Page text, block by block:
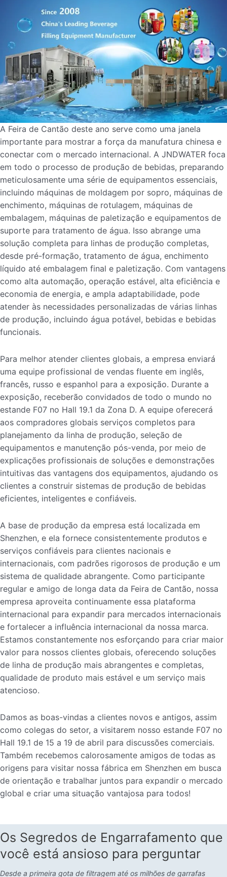
A Feira de Cantão deste ano serve como uma janela
importante para mostrar a força da manufatura chinesa e
conectar com o mercado internacional. A JNDWATER foca
em todo o processo de produção de bebidas, preparando
meticulosamente uma série de equipamentos essenciais,
incluindo máquinas de moldagem por sopro, máquinas de
enchimento, máquinas de rotulagem, máquinas de
embalagem, máquinas de paletização e equipamentos de
suporte para tratamento de água. Isso abrange uma
solução completa para linhas de produção completas,
desde pré-formação, tratamento de água, enchimento
líquido até embalagem final e paletização. Com vantagens
como alta automação, operação estável, alta eficiência e
economia de energia, e ampla adaptabilidade, pode
atender às necessidades personalizadas de várias linhas
de produção, incluindo água potável, bebidas e bebidas
funcionais.
Para melhor atender clientes globais, a empresa enviará
uma equipe profissional de vendas fluente em inglês,
francês, russo e espanhol para a exposição. Durante a
exposição, receberão convidados de todo o mundo no
estande F07 no Hall 19.1 da Zona D. A equipe oferecerá
aos compradores globais serviços completos para
planejamento da linha de produção, seleção de
equipamentos e manutenção pós-venda, por meio de
explicações profissionais de soluções e demonstrações
intuitivas das vantagens dos equipamentos, ajudando os
clientes a construir sistemas de produção de bebidas
eficientes, inteligentes e confiáveis.
A base de produção da empresa está localizada em
Shenzhen, e ela fornece consistentemente produtos e
serviços confiáveis para clientes nacionais e
internacionais, com padrões rigorosos de produção e um
sistema de qualidade abrangente. Como participante
regular e amigo de longa data da Feira de Cantão, nossa
empresa aproveita continuamente essa plataforma
internacional para expandir para mercados internacionais
e fortalecer a influência internacional da nossa marca.
Estamos constantemente nos esforçando para criar maior
valor para nossos clientes globais, oferecendo soluções
de linha de produção mais abrangentes e completas,
qualidade de produto mais estável e um serviço mais
atencioso.
Damos as boas-vindas a clientes novos e antigos, assim
como colegas do setor, a visitarem nosso estande F07 no
Hall 19.1 de 15 a 19 de abril para discussões comerciais.
Também recebemos calorosamente amigos de todas as
origens para visitar nossa fábrica em Shenzhen em busca
de orientação e trabalhar juntos para expandir o mercado
global e criar uma situação vantajosa para todos!
Os Segredos de Engarrafamento que
você está ansioso para perguntar
Desde a primeira gota de filtragem até os milhões de garrafas